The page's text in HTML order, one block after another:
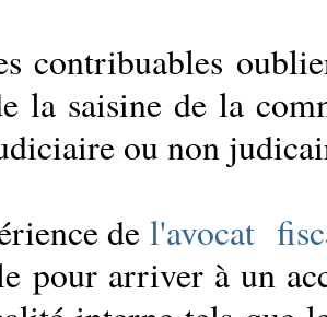
contribuables
la saisine de la
ou non
de l'avocat
pour arriver à un